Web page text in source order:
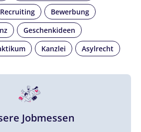
Recruiting
Bewerbung
Geschenkideen
Kanzlei Asylrecht
Jobmessen